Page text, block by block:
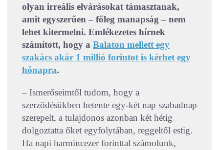
olyan irreális elvárásokat támasztanak,
amit egyszerűen – főleg manapság – nem
lehet kitermelni. Emlékezetes hírnek
számított, hogy a Balaton mellett egy
szakács akár 1 millió forintot is kérhet egy
hónapra.
– Ismerőseimtől tudom, hogy a
szerződésükben hetente egy-két nap szabadnap
szerepelt, a tulajdonos azonban két hétig
dolgoztatta őket egyfolytában, reggeltől estig.
Ha napi harmincezer forinttal számolunk,